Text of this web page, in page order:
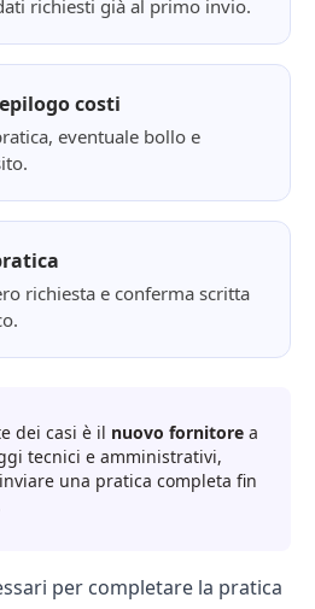
richiesti già al primo invio.
costi
eventuale bollo e
richiesta e conferma scritta
dei casi è il nuovo fornitore a
tecnici e amministrativi,
una pratica completa fin
per completare la pratica